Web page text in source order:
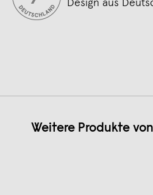
Design aus
Weitere Produkte von